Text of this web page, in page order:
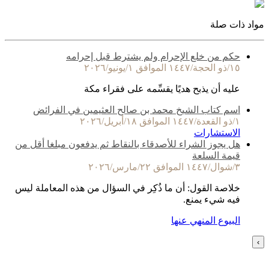
مواد ذات صلة
حكم من خلع الإحرام ولم يشترط قبل إحرامه
١٥/ذو الحجة/١٤٤٧ الموافق ١/يونيو/٢٠٢٦
عليه أن يذبح هديًا يقسِّمه على فقراء مكة
اسم كتاب الشيخ محمد بن صالح العثيمين في الفرائض
١/ذو القعدة/١٤٤٧ الموافق ١٨/أبريل/٢٠٢٦
الاستشارات
هل يجوز الشراء للأصدقاء بالنقاط ثم يدفعون مبلغا أقل من
قيمة السلعة
٣/شوال/١٤٤٧ الموافق ٢٢/مارس/٢٠٢٦
خلاصة القول: أن ما ذُكِر في السؤال من هذه المعاملة ليس
فيه شيء يمنع.
البيوع المنهي عنها
›